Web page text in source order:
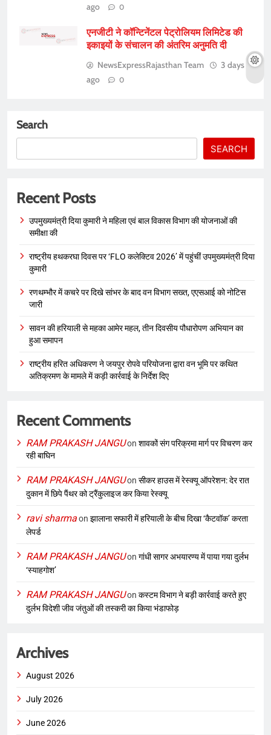
ago 0
एनजीटी ने कॉन्टिनेंटल पेट्रोलियम लिमिटेड की
इकाइयों के संचालन की अंतरिम अनुमति दी
NewsExpressRajasthan Team
3 days
ago
0
Search
SEARCH
Recent Posts
उपमुख्यमंत्री दिया कुमारी ने महिला एवं बाल विकास विभाग की योजनाओं की
समीक्षा की
राष्ट्रीय हथकरघा दिवस पर ‘FLO कलेक्टिव 2026’ में पहुंचीं उपमुख्यमंत्री दिया
कुमारी
रणथम्भौर में कचरे पर दिखे सांभर के बाद वन विभाग सख्त, एएसआई को नोटिस
जारी
सावन की हरियाली से महका आमेर महल, तीन दिवसीय पौधारोपण अभियान का
हुआ समापन
राष्ट्रीय हरित अधिकरण ने जयपुर रोपवे परियोजना द्वारा वन भूमि पर कथित
अतिक्रमण के मामले में कड़ी कार्रवाई के निर्देश दिए
Recent Comments
RAM PRAKASH JANGUon शावकों संग परिक्रमा मार्ग पर विचरण कर
रही बाघिन
RAM PRAKASH JANGUon सीकर हाउस में रेस्क्यू ऑपरेशन: देर रात
दुकान में छिपे पैंथर को ट्रैंकुलाइज कर किया रेस्क्यू
ravi sharmaon झालाना सफारी में हरियाली के बीच दिखा ‘कैटवॉक’ करता
लेपर्ड
RAM PRAKASH JANGUon गांधी सागर अभयारण्य में पाया गया दुर्लभ
‘स्याहगोश’
RAM PRAKASH JANGUon कस्टम विभाग ने बड़ी कार्रवाई करते हुए
दुर्लभ विदेशी जीव जंतुओं की तस्करी का किया भंडाफोड़
Archives
August 2026
July 2026
June 2026